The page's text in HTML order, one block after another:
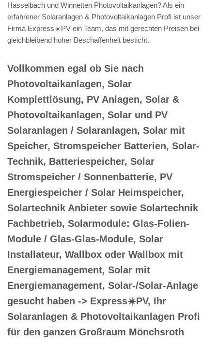
Hasselbach und Winnetten Photovoltaikanlagen? Als ein
erfahrener Solaranlagen & Photovoltaikanlagen Profi ist unser
Firma Express☀️PV️ ein Team, das mit gerechten Preisen bei
gleichbleibend hoher Beschaffenheit besticht.
Vollkommen egal ob Sie nach
Photovoltaikanlagen, Solar
Komplettlösung, PV Anlagen, Solar &
Photovoltaikanlagen, Solar und PV
Solaranlagen / Solaranlagen, Solar mit
Speicher, Stromspeicher Batterien, Solar-
Technik, Batteriespeicher, Solar
Stromspeicher / Sonnenbatterie, PV
Energiespeicher / Solar Heimspeicher,
Solartechnik Anbieter sowie Solartechnik
Fachbetrieb, Solarmodule: Glas-Folien-
Module / Glas-Glas-Module, Solar
Installateur, Wallbox oder Wallbox mit
Energiemanagement, Solar mit
Energiemanagement, Solar-/Solar-Anlage
gesucht haben -> Express☀️PV️, Ihr
Solaranlagen & Photovoltaikanlagen Profi
für den ganzen Großraum Mönchsroth